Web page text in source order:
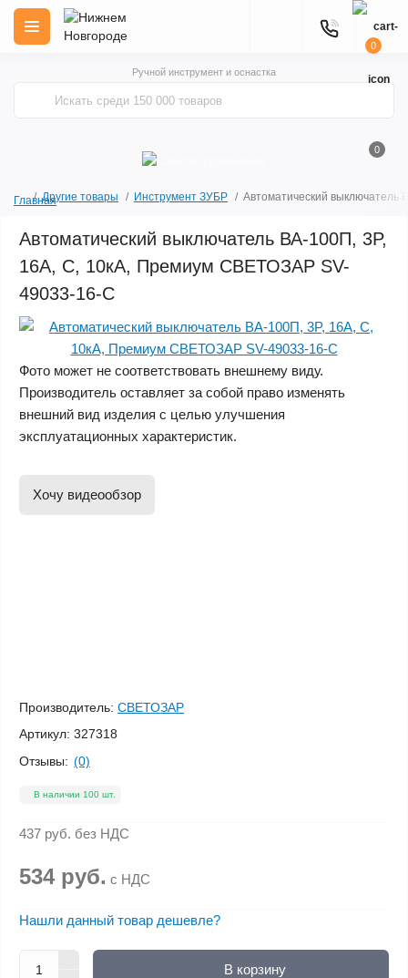
Ручной инструмент и оснастка
0
0
ГлавнаяДругие товары Инструмент ЗУБР Автоматический
Автоматический выключатель ВА-100П, 3P,
16А, C, 10кА, Премиум СВЕТОЗАР SV-
49033-16-C
Фото может не соответствовать внешнему виду.
Производитель оставляет за собой право изменять
внешний вид изделия с целью улучшения
эксплуатационных характеристик.
Хочу видеообзор
Производитель: СВЕТОЗАР
Артикул: 327318
Отзывы: (0)
В наличии 100 шт.
437 руб. без НДС
534 руб. с НДС
Нашли данный товар дешевле?
В корзину